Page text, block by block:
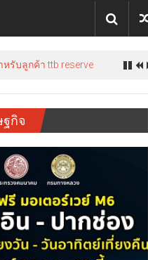
รับลูกค้า ttb reserve
ฐกิจ